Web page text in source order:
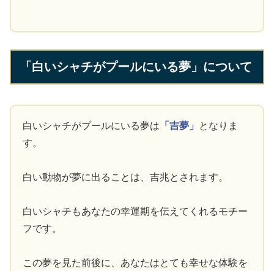
「白いシャチがプールにいる夢」について
白いシャチがプールにいる夢は 「吉夢」
となりま
す。
白い動物が夢に出ることは、吉兆とされます。
白いシャチもあなたの幸運期を伝えてくれるモチー
フです。
この夢を見た前後に、あなたはとても幸せな体験を